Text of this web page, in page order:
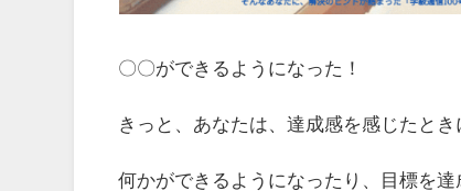
〇〇ができるようになった！
きっと、あなたは、達成感を感じたと
何かができるようになったり、目標を